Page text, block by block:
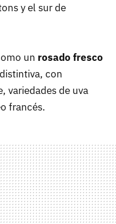
y el sur de
un rosado fresco
con
variedades de uva
francés.